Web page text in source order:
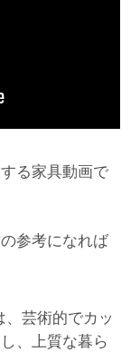
る家具動画で
参考になれば
芸術的でカッ
、上質な暮ら